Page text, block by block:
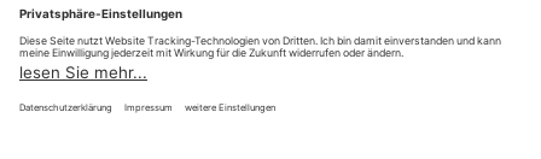
E-Mail:shop@holzland-
hasselbach.de
Versand